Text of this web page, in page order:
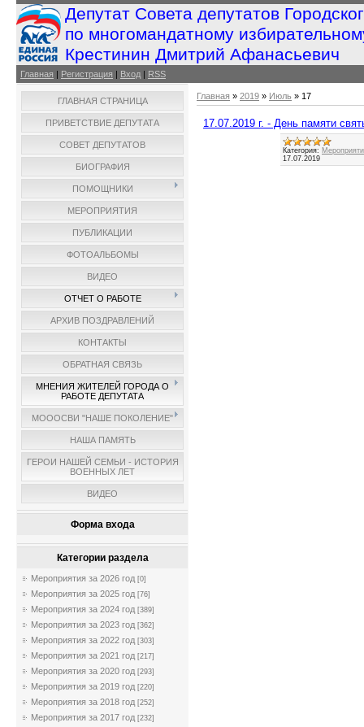
Депутат Совета депутатов
по многомандатному
Крестинин Дмитрий Афанасьевич
Главная | Регистрация | Вход | RSS
ГЛАВНАЯ СТРАНИЦА
ПРИВЕТСТВИЕ ДЕПУТАТА
СОВЕТ ДЕПУТАТОВ
БИОГРАФИЯ
ПОМОЩНИКИ
МЕРОПРИЯТИЯ
ПУБЛИКАЦИИ
ФОТОАЛЬБОМЫ
ВИДЕО
ОТЧЕТ О РАБОТЕ
АРХИВ ПОЗДРАВЛЕНИЙ
КОНТАКТЫ
ОБРАТНАЯ СВЯЗЬ
МНЕНИЯ ЖИТЕЛЕЙ ГОРОДА О
РАБОТЕ ДЕПУТАТА
МОООСВИ "НАШЕ ПОКОЛЕНИЕ"
НАША ПАМЯТЬ
ГЕРОИ НАШЕЙ СЕМЬИ - ИСТОРИЯ
ВОЕННЫХ ЛЕТ
ВИДЕО
Форма входа
Категории раздела
Мероприятия за 2026 год [0]
Мероприятия за 2025 год [76]
Мероприятия за 2024 год [389]
Мероприятия за 2023 год [362]
Мероприятия за 2022 год [303]
Мероприятия за 2021 год [217]
Мероприятия за 2020 год [293]
Мероприятия за 2019 год [220]
Мероприятия за 2018 год [252]
Мероприятия за 2017 год [232]
Главная » 2019 » Июль » 17
17.07.2019 г. - День памяти
Категория:
17.07.2019